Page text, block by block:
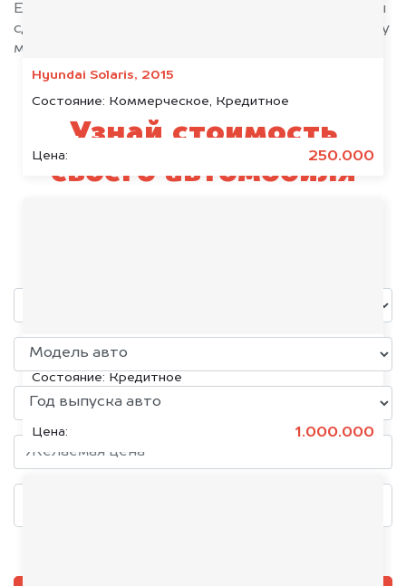
Hyundai Solaris, 2015
Состояние: Коммерческое, Кредитное
Цена: 250.000
KIA K5, 2020
Состояние: Кредитное
Цена: 1.000.000
Если у вас нет всех документов, то наши юристы
сделают всё возможное, чтобы оформить сделку
максимально быстро!
Узнай стоимость
своего автомобиля